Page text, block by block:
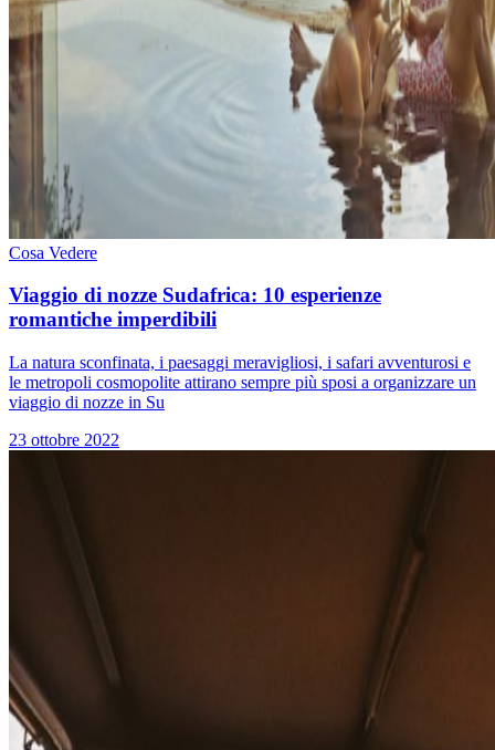
Cosa Vedere
Viaggio di nozze Sudafrica: 10 esperienze
romantiche imperdibili
La natura sconfinata, i paesaggi meravigliosi, i safari avventurosi e
le metropoli cosmopolite attirano sempre più sposi a organizzare un
viaggio di nozze in Su
23 ottobre 2022